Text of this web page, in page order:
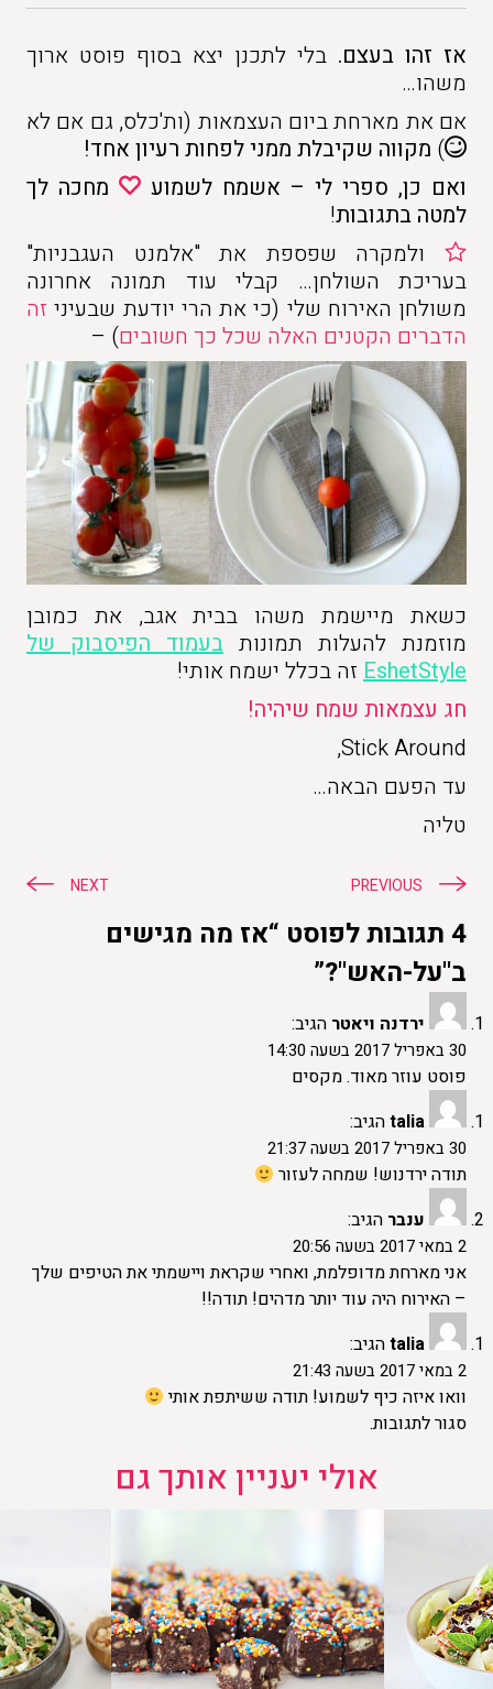
אז זהו בעצם. בלי לתכנן יצא בסוף פוסט ארוך
משהו…
אם את מארחת ביום העצמאות (ות'כלס, גם אם לא
) מקווה שקיבלת ממני לפחות רעיון אחד!
ואם כן, ספרי לי – אשמח לשמוע
מחכה לך
למטה בתגובות!
ולמקרה שפספת את "אלמנט העגבניות"
בעריכת השולחן… קבלי עוד תמונה אחרונה
משולחן האירוח שלי (כי את הרי יודעת שבעיני זה
הדברים הקטנים האלה שכל כך חשובים) –
כשאת מיישמת משהו בבית אגב, את כמובן
מוזמנת להעלות תמונות בעמוד הפיסבוק של
EshetStyle זה בכלל ישמח אותי!
חג עצמאות שמח שיהיה!
Stick Around,
עד הפעם הבאה…
טליה
ניווטPREVIOUS
NEXT
4 תגובות לפוסט “אז מה מגישים
ב"על-האש"?”
ירדנה ויאטר הגיב:
30 באפריל 2017 בשעה 14:30
פוסט עוזר מאוד. מקסים
taliaהגיב:
30 באפריל 2017 בשעה 21:37
תודה ירדנוש! שמחה לעזור
ענבר הגיב:
2 במאי 2017 בשעה 20:56
אני מארחת מדופלמת, ואחרי שקראת ויישמתי את הטיפים שלך
– האירוח היה עוד יותר מדהים! תודה!!
taliaהגיב:
2 במאי 2017 בשעה 21:43
וואו איזה כיף לשמוע! תודה ששיתפת אותי
סגור לתגובות.
אולי יעניין אותך גם